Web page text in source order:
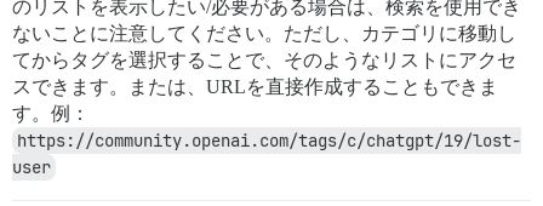
のリストを表示したい/必要がある場合は、検索を使用でき
ないことに注意してください。ただし、カテゴリに移動し
てからタグを選択することで、そのようなリストにアクセ
スできます。または、URLを直接作成することもできま
す。例：
https://community.openai.com/tags/c/chatgpt/19/lost-
user